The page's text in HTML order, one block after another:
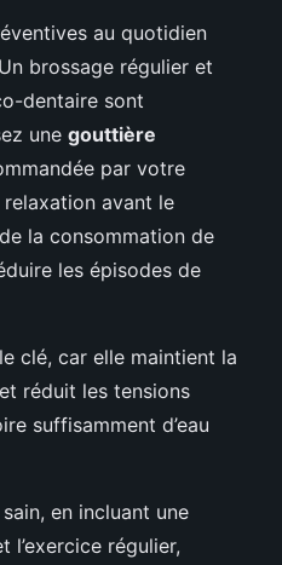
au quotidien
brossage régulier et
dentaire sont
une gouttière
par votre
avant le
la consommation de
les épisodes de
clé, car elle maintient la
réduit les tensions
suffisamment d’eau
en incluant une
l’exercice régulier,